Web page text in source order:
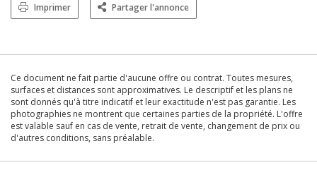
Imprimer Partager l'annonce
Ce document ne fait partie d'aucune offre ou contrat. Toutes mesures,
surfaces et distances sont approximatives. Le descriptif et les plans ne
sont donnés qu'à titre indicatif et leur exactitude n'est pas garantie. Les
photographies ne montrent que certaines parties de la propriété. L'offre
est valable sauf en cas de vente, retrait de vente, changement de prix ou
d'autres conditions, sans préalable.